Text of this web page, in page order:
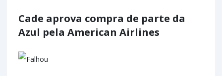
Cade aprova compra de parte da
Azul pela American Airlines